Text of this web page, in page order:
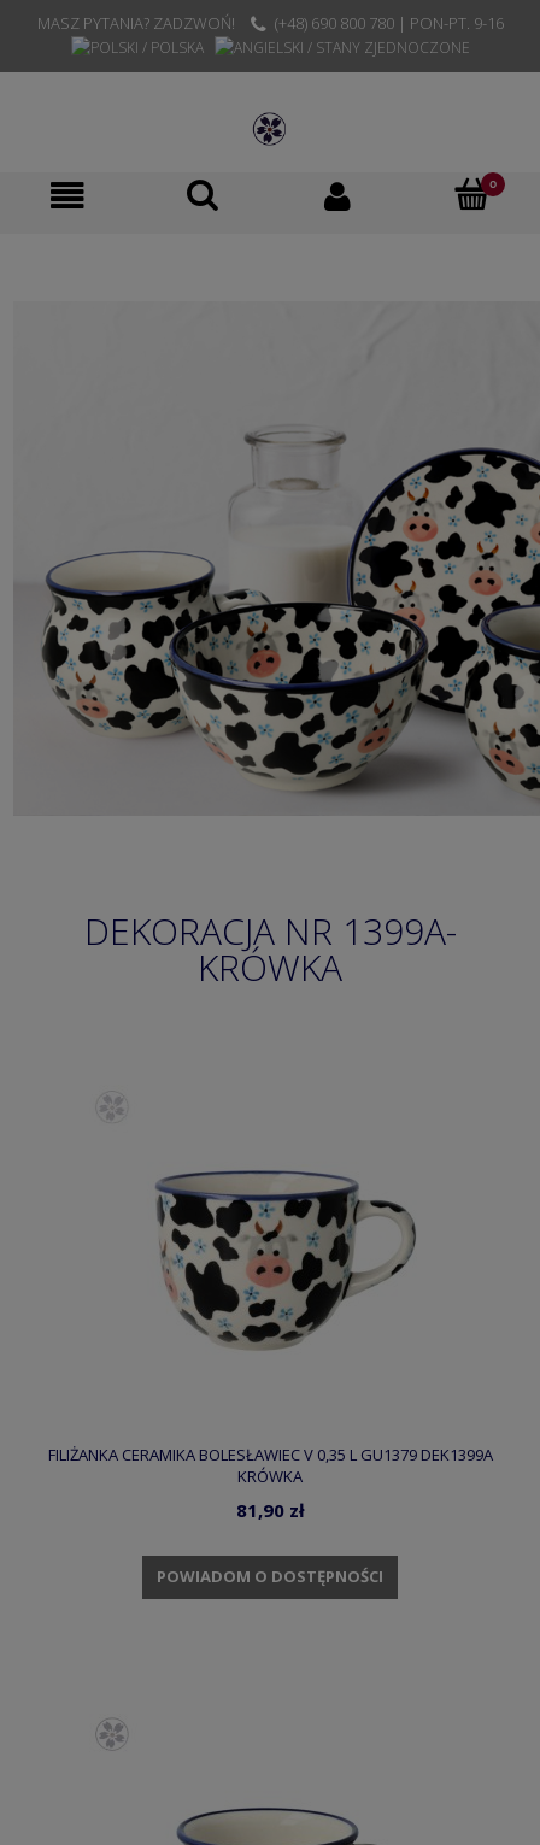
MASZ PYTANIA? ZADZWOŃ! (+48) 690 800 780 | PON-PT. 9-16
DEKORACJA NR 1399A-
KRÓWKA
FILIŻANKA CERAMIKA BOLESŁAWIEC V 0,35 L GU1379 DEK1399A
KRÓWKA
81,90 zł
POWIADOM O DOSTĘPNOŚCI